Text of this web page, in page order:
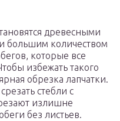
древесными
большим количеством
которые все
избежать такого
обрезка лапчатки.
стебли с
излишне
без листьев.